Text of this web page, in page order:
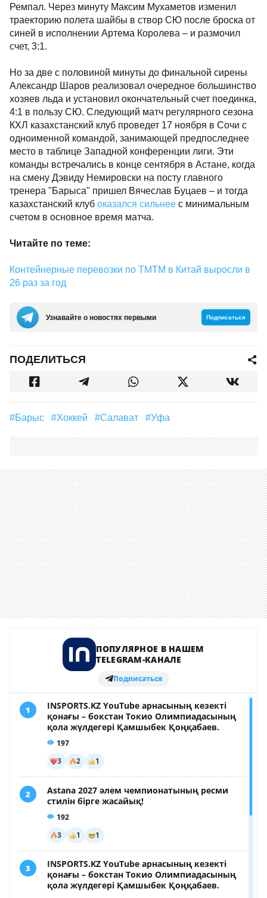
Ремпал. Через минуту Максим Мухаметов изменил
траекторию полета шайбы в створ СЮ после броска от
синей в исполнении Артема Королева – и размочил
счет, 3:1.
Но за две с половиной минуты до финальной сирены
Александр Шаров реализовал очередное большинство
хозяев льда и установил окончательный счет поединка,
4:1 в пользу СЮ. Следующий матч регулярного сезона
КХЛ казахстанский клуб проведет 17 ноября в Сочи с
одноименной командой, занимающей предпоследнее
место в таблице Западной конференции лиги. Эти
команды встречались в конце сентября в Астане, когда
на смену Дэвиду Немировски на посту главного
тренера "Барыса" пришел Вячеслав Буцаев – и тогда
казахстанский клуб оказался сильнее с минимальным
счетом в основное время матча.
Читайте по теме:
Контейнерные перевозки по ТМТМ в Китай выросли в
26 раз за год
Узнавайте о новостях первыми Подписаться
ПОДЕЛИТЬСЯ
#Барыс #Хоккей #Салават #Уфа